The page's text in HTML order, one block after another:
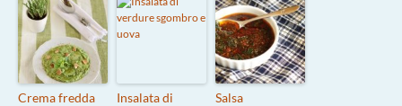
Crema fredda
Insalata di
Salsa